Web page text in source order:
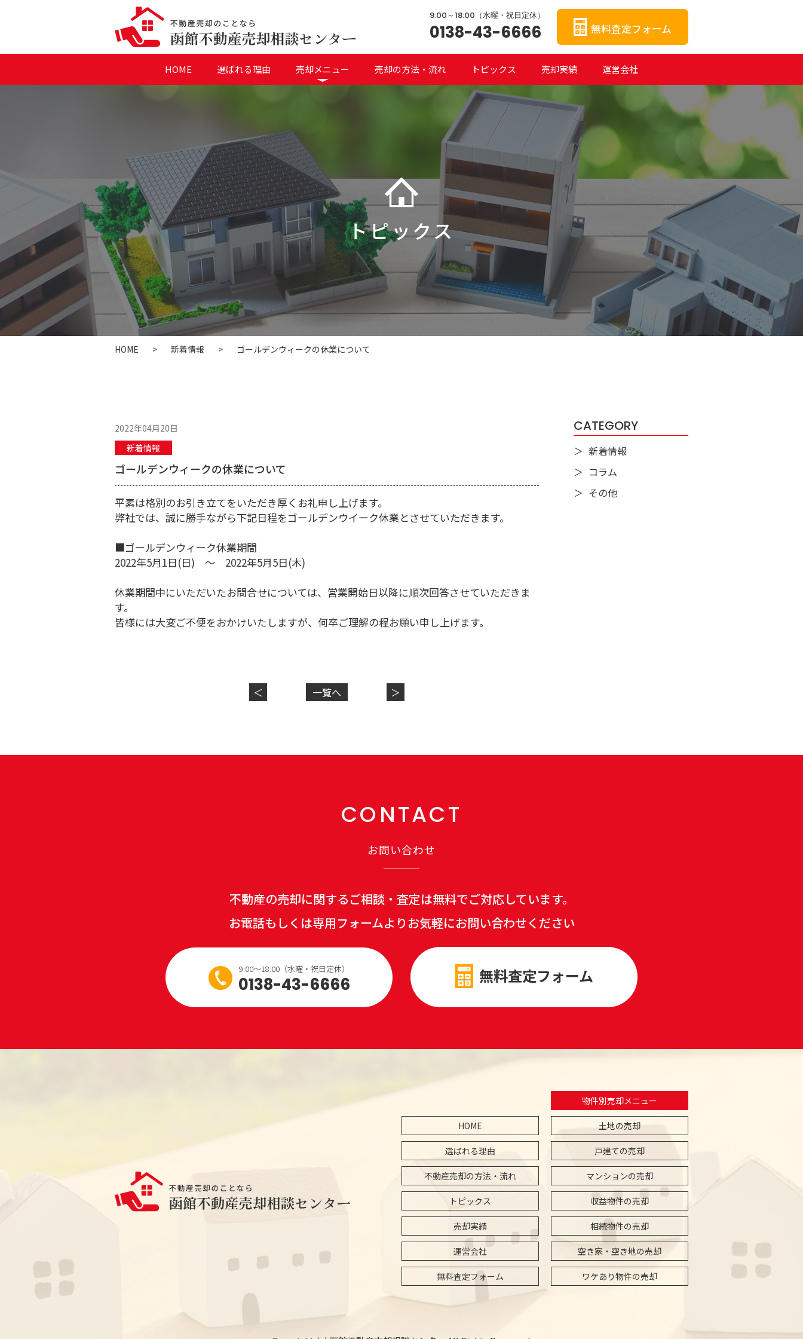
9:00～18:00（水曜・祝日定休）
0138-43-6666 無料査定フォーム
HOME 選ばれる理由 売却メニュー 売却の方法・流れ トピックス 売却実績 運営会社
トピックス
HOME > 新着情報 > ゴールデンウィークの休業について
2022年04月20日
新着情報
ゴールデンウィークの休業について
平素は格別のお引き立てをいただき厚くお礼申し上げます。
弊社では、 誠に勝手ながら下記日程をゴールデンウイーク休業とさせていただきます。
■ゴールデンウィーク休業期間
2022年5月1日(日) ～ 2022年5月5日(木)
休業期間中にいただいたお問合せについては、 営業開始日以降に順次回答させていただきま
す。
皆様には大変ご不便をおかけいたしますが、 何卒ご理解の程お願い申し上げます。
＜ 一覧へ ＞
CATEGORY
新着情報
コラム
その他
CONTACT
お問い合わせ
不動産の売却に関するご相談・査定は無料でご対応しています。
お電話もしくは専用フォームよりお気軽にお問い合わせください
9:00～18:00（水曜・祝日定休）
0138-43-6666 無料査定フォーム
HOME
選ばれる理由
不動産売却の方法・流れ
トピックス
売却実績
運営会社
無料査定フォーム
物件別売却メニュー
土地の売却
戸建ての売却
マンションの売却
収益物件の売却
相続物件の売却
空き家・空き地の売却
ワケあり物件の売却